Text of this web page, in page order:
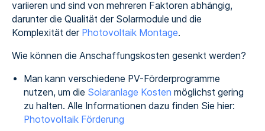
variieren und sind von mehreren Faktoren abhängig,
darunter die Qualität der Solarmodule und die
Komplexität der Photovoltaik Montage.
Wie können die Anschaffungskosten gesenkt werden?
Man kann verschiedene PV-Förderprogramme
nutzen, um die Solaranlage Kosten möglichst gering
zu halten. Alle Informationen dazu finden Sie hier:
Photovoltaik Förderung